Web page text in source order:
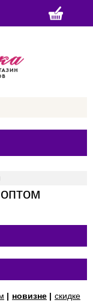
| новизне | скидке